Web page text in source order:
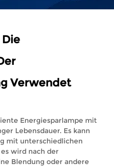
Verwendet
Energiesparlampe mit
Lebensdauer. Es kann
mit unterschiedlichen
wird nach der
Blendung oder andere